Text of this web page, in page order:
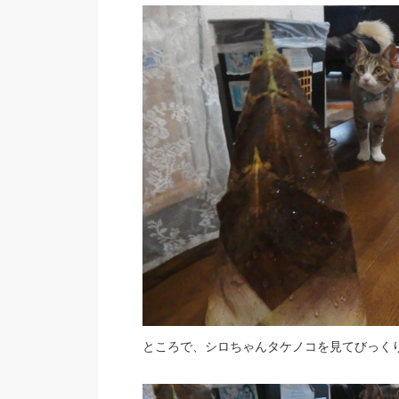
ところで、シロちゃんタケノコを見てびっく